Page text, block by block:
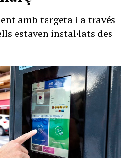
amb targeta i a través
estaven instal·lats des